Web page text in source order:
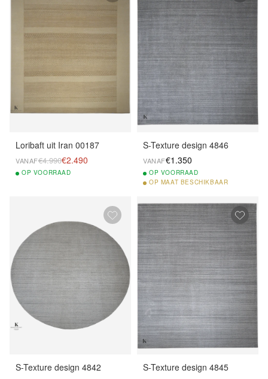
Loribaft uit Iran 00187
VANAF€4.990€2.490
OP VOORRAAD
S-Texture design 4846
VANAF€1.350
OP VOORRAAD
OP MAAT BESCHIKBAAR
S-Texture design 4842 S-Texture design 4845